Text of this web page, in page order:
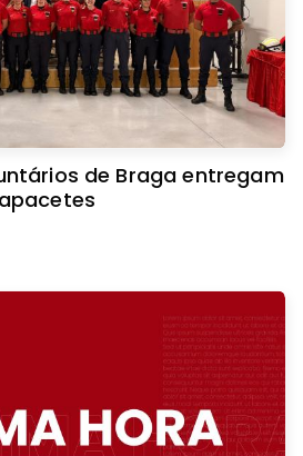
de Braga entregam